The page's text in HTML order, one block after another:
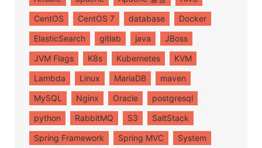
CentOS
CentOS 7 database
Docker
ElasticSearch
gitlab java
JBoss
JVM Flags
K8s Kubernetes
KVM
Lambda
Linux MariaDB
maven
MySQL
Nginx Oracle
postgresql
python
RabbitMQ S3
SaltStack
Spring Framework
Spring MVC
System